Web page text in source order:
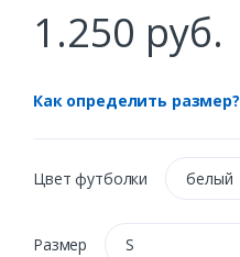
1.250 руб.
Как определить размер?
Цвет футболки белый
Размер S